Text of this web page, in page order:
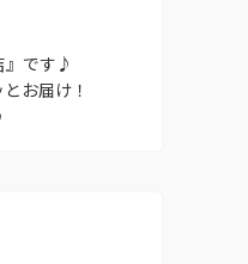
』です♪
お届け！